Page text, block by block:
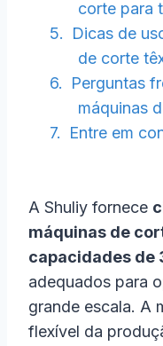
corte para
Dicas de
de corte
Perguntas
máquinas
Entre em
A Shuliy fornece
máquinas de
capacidades
adequados para
grande escala. A
flexível da